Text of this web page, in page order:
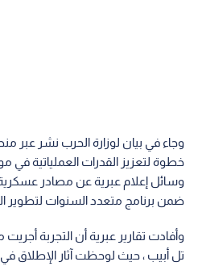
وجاء في بيان لوزارة الحرب نشر عبر
خطوة لتعزيز القدرات العملياتية في
وسائل إعلام عبرية عن مصادر عسكرية
ضمن برنامج متعدد السنوات لتطوير
وأفادت تقارير عبرية أن التجربة
تل أبيب ، حيث لوحظت آثار الإطلاق